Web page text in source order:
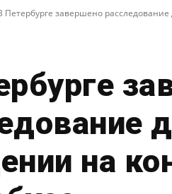
Петербурге завершено
на